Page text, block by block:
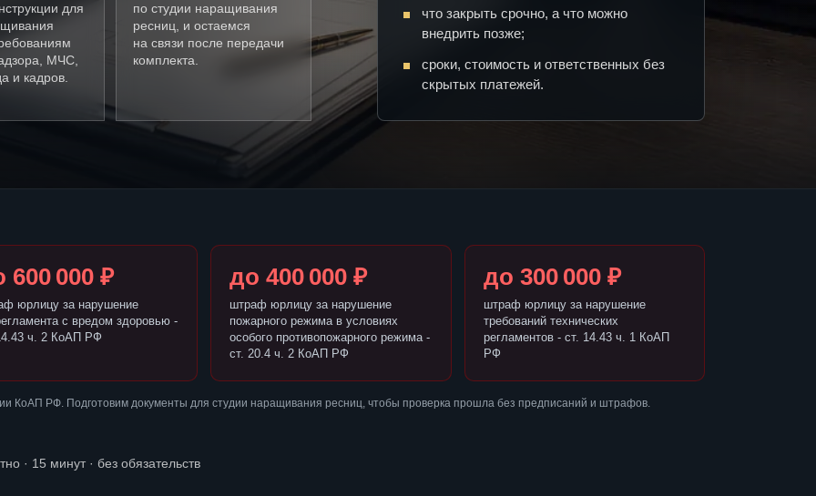
для
МЧС,
и кадров.
по студии наращивания
ресниц, и остаемся
на связи после передачи
комплекта.
что закрыть срочно, а что можно
внедрить позже;
сроки, стоимость и ответственных без
скрытых платежей.
600 000 ₽
юрлицу за нарушение
с вредом здоровью -
ч. 2 КоАП РФ
до 400 000 ₽
штраф юрлицу за нарушение
пожарного режима в условиях
особого противопожарного режима -
ст. 20.4 ч. 2 КоАП РФ
до 300 000 ₽
штраф юрлицу за нарушение
требований технических
регламентов - ст. 14.43 ч. 1 КоАП
РФ
КоАП РФ. Подготовим документы для студии наращивания ресниц, чтобы проверка прошла без предписаний и штрафов.
· 15 минут · без обязательств